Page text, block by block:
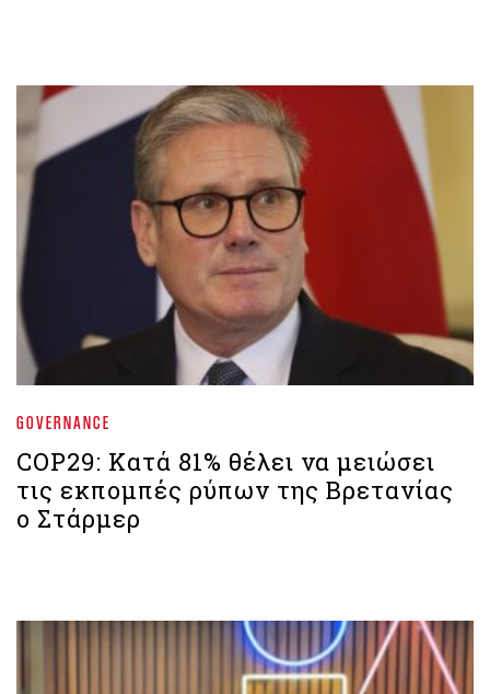
GOVERNANCE
COP29: Κατά 81% θέλει να μειώσει
τις εκπομπές ρύπων της Βρετανίας
ο Στάρμερ